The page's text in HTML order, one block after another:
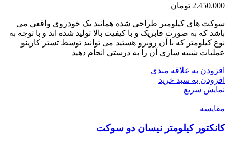
2.450.000 تومان
سوکت های کیلومتر طراحی شده همانند یک خودروی واقعی می
باشد که به صورت فابریک و با کیفیت بالا تولید شده اند و با توجه به
نوع کیلومتر که با آن روبرو هستید می توانید توسط تستر کارینو
عملیات شبیه سازی آن را به درستی انجام دهید
افزودن به علاقه مندی
افزودن به سبد خرید
نمایش سریع
مقايسه
کانکتور کیلومتر نیسان دو سوکت